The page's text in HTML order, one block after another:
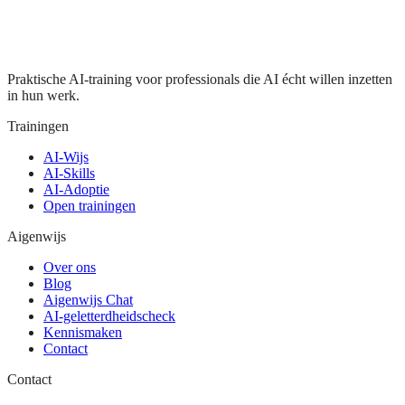
Praktische AI-training voor professionals die AI écht willen inzetten
in hun werk.
Trainingen
AI-Wijs
AI-Skills
AI-Adoptie
Open trainingen
Aigenwijs
Over ons
Blog
Aigenwijs Chat
AI-geletterdheidscheck
Kennismaken
Contact
Contact